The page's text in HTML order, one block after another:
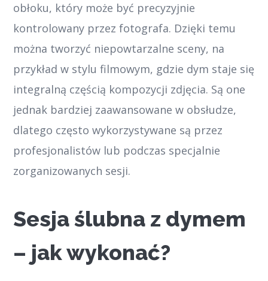
obłoku, który może być precyzyjnie
kontrolowany przez fotografa. Dzięki temu
można tworzyć niepowtarzalne sceny, na
przykład w stylu filmowym, gdzie dym staje się
integralną częścią kompozycji zdjęcia. Są one
jednak bardziej zaawansowane w obsłudze,
dlatego często wykorzystywane są przez
profesjonalistów lub podczas specjalnie
zorganizowanych sesji.
Sesja ślubna z dymem
– jak wykonać?